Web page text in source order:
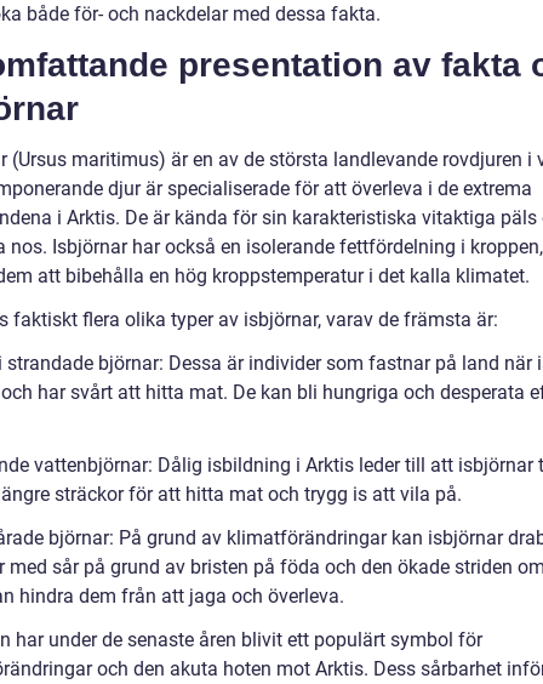
både för- och nackdelar med dessa fakta.
presentation av fakta
(Ursus maritimus) är en av de största landlevande rovdjuren i
djur är specialiserade för att överleva i de extrema
i Arktis. De är kända för sin karakteristiska vitaktiga päls
nos. Isbjörnar har också en isolerande fettfördelning i
att bibehålla en hög kroppstemperatur i det kalla klimatet.
faktiskt flera olika typer av isbjörnar, varav de främsta är:
strandade björnar: Dessa är individer som fastnar på land när
har svårt att hitta mat. De kan bli hungriga och desperata
vattenbjörnar: Dålig isbildning i Arktis leder till att isbjörnar
sträckor för att hitta mat och trygg is att vila på.
björnar: På grund av klimatförändringar kan isbjörnar
med sår på grund av bristen på föda och den ökade striden
hindra dem från att jaga och överleva.
har under de senaste åren blivit ett populärt symbol för
och den akuta hoten mot Arktis. Dess sårbarhet